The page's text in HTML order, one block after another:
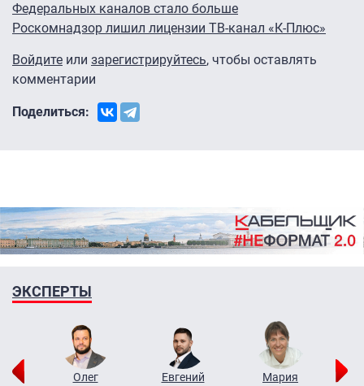
Федеральных каналов стало больше
Роскомнадзор лишил лицензии ТВ-канал «К-Плюс»
Войдите или зарегистрируйтесь, чтобы оставлять
комментарии
Поделиться:
ЭКСПЕРТЫ
Олег
Евгений
Мария